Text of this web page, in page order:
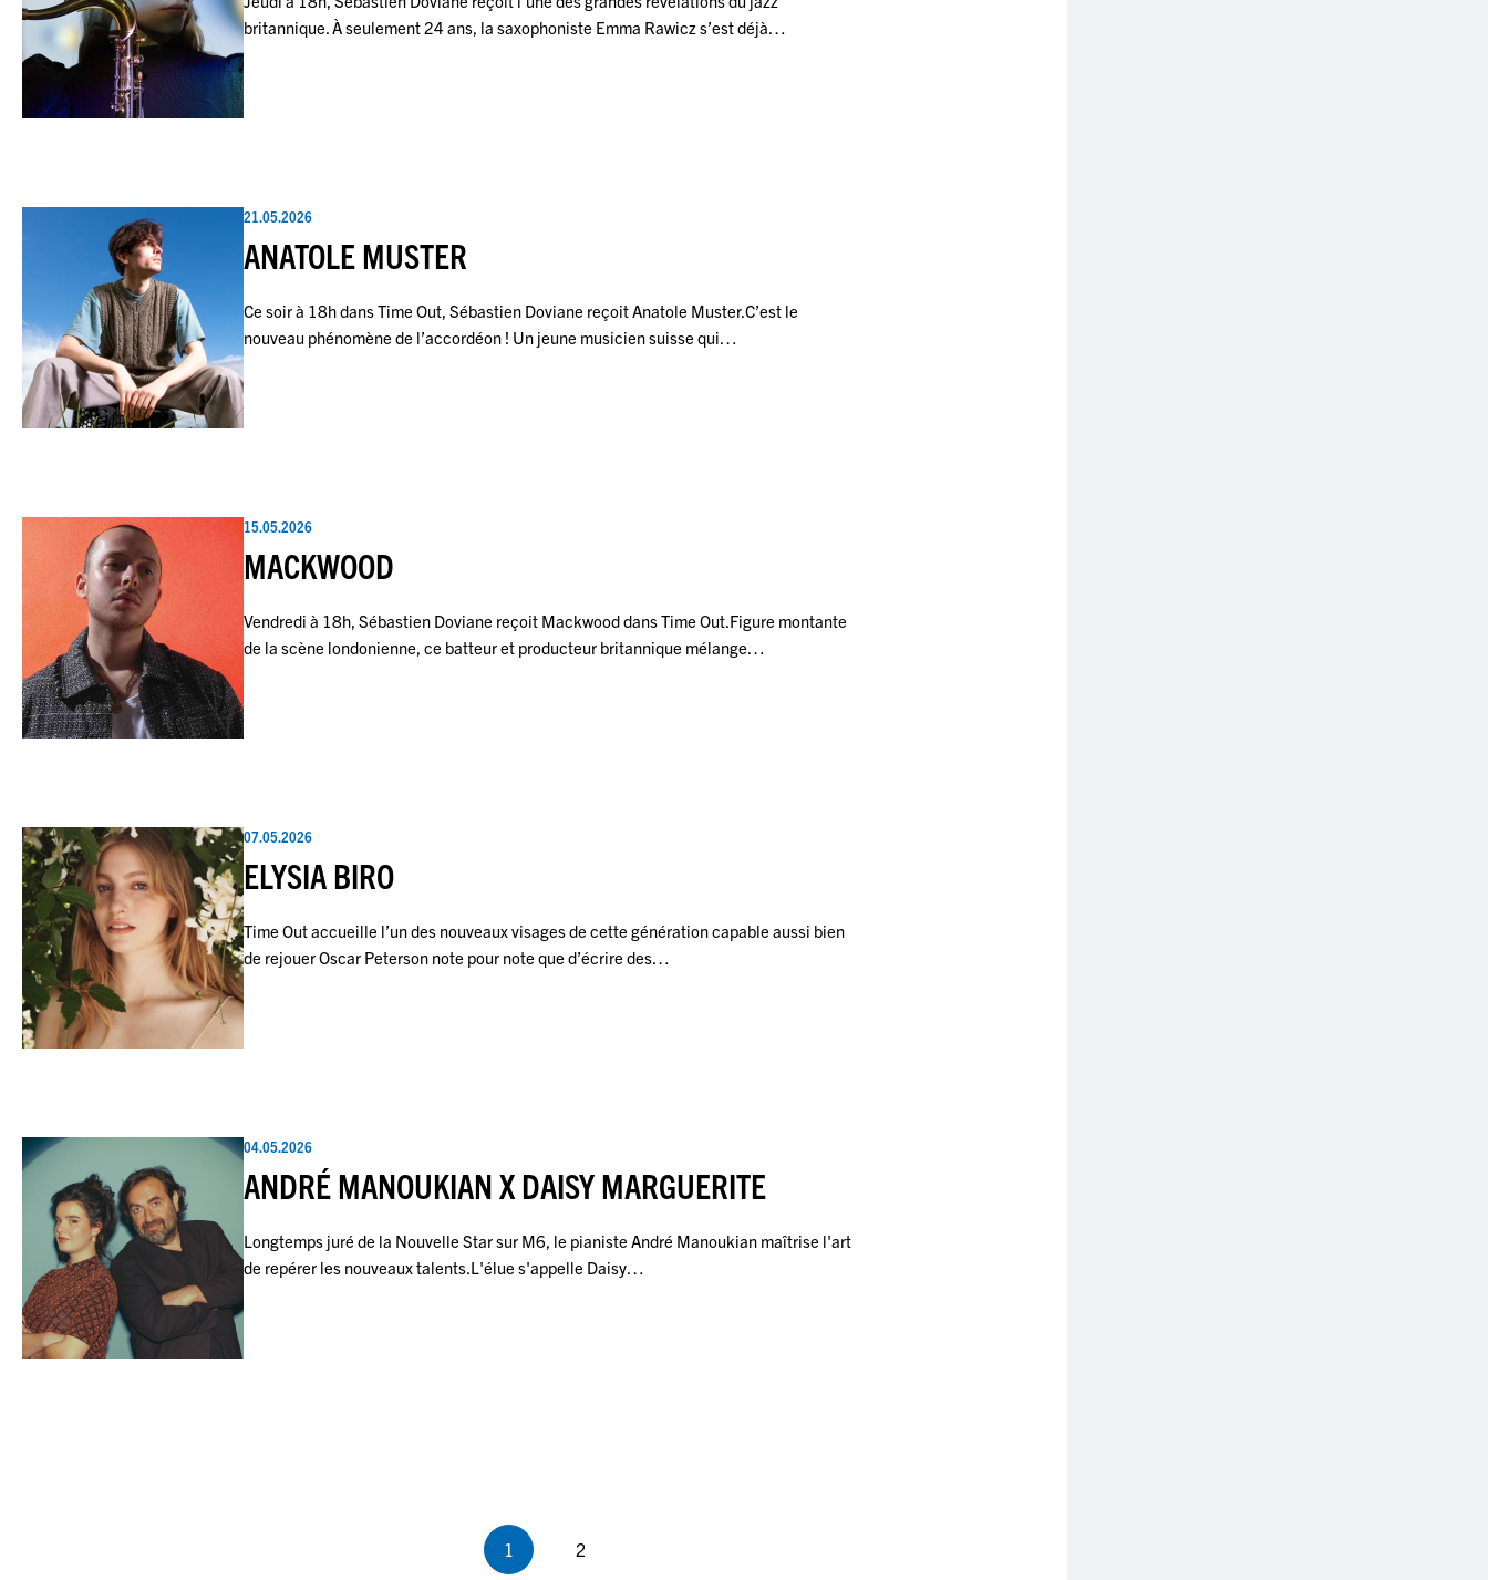
britannique. À seulement 24 ans, la saxophoniste Emma Rawicz s’est déjà…
21.05.2026
ANATOLE MUSTER
Ce soir à 18h dans Time Out, Sébastien Doviane reçoit Anatole Muster.C’est le
nouveau phénomène de l’accordéon ! Un jeune musicien suisse qui…
15.05.2026
MACKWOOD
Vendredi à 18h, Sébastien Doviane reçoit Mackwood dans Time Out.Figure montante
de la scène londonienne, ce batteur et producteur britannique mélange…
07.05.2026
ELYSIA BIRO
Time Out accueille l’un des nouveaux visages de cette génération capable aussi bien
de rejouer Oscar Peterson note pour note que d’écrire des…
04.05.2026
ANDRÉ MANOUKIAN X DAISY MARGUERITE
Longtemps juré de la Nouvelle Star sur M6, le pianiste André Manoukian maîtrise l'art
de repérer les nouveaux talents.L'élue s'appelle Daisy…
Page
1 Page
2